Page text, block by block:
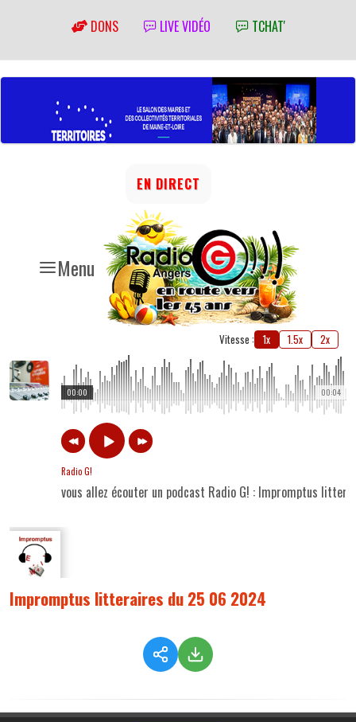
DONS LIVE VIDÉO TCHAT'
Menu
EN DIRECT
Vitesse : 1x 1.5x 2x
00:04
00:00
Radio G!
vous allez écouter un podcast Radio G! : Impromptus
Impromptus litteraires du 25 06 2024